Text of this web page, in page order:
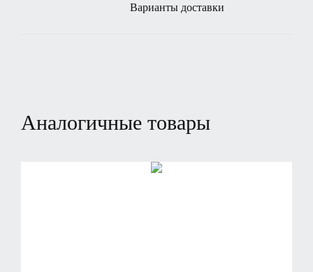
Варианты доставки
Аналогичные товары